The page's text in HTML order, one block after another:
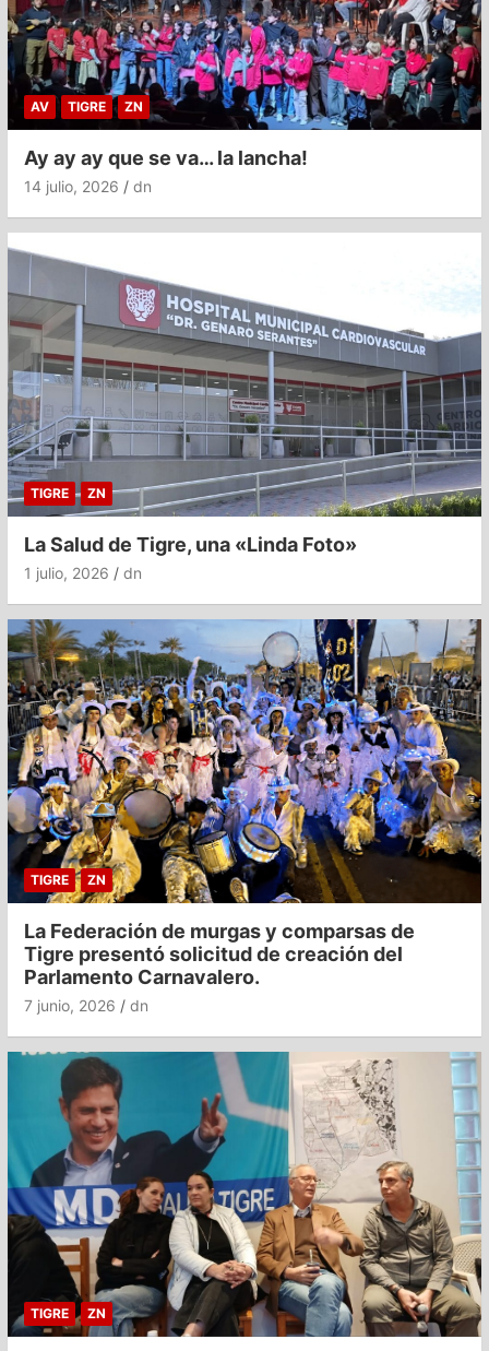
AV TIGRE ZN
Ay ay ay que se va… la lancha!
14 julio, 2026 dn
TIGRE ZN
La Salud de Tigre, una «Linda Foto»
1 julio, 2026 dn
TIGRE ZN
La Federación de murgas y comparsas de
Tigre presentó solicitud de creación del
Parlamento Carnavalero.
7 junio, 2026 dn
TIGRE ZN